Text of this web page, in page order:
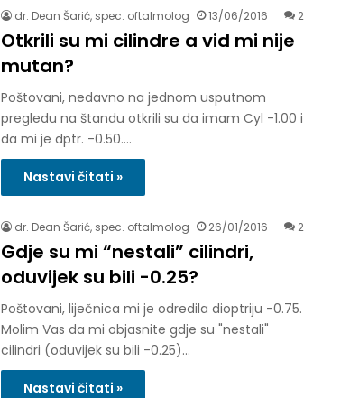
dr. Dean Šarić, spec. oftalmolog 13/06/2016 2
Otkrili su mi cilindre a vid mi nije
mutan?
Poštovani, nedavno na jednom usputnom
pregledu na štandu otkrili su da imam Cyl -1.00 i
da mi je dptr. -0.50.…
Nastavi čitati »
dr. Dean Šarić, spec. oftalmolog 26/01/2016 2
Gdje su mi “nestali” cilindri,
oduvijek su bili -0.25?
Poštovani, liječnica mi je odredila dioptriju -0.75.
Molim Vas da mi objasnite gdje su "nestali"
cilindri (oduvijek su bili -0.25)…
Nastavi čitati »